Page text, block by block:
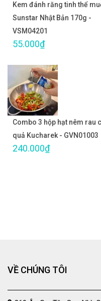
Kem đánh răng tinh thể
Sunstar Nhật Bản 170g -
VSM04201
55.000₫
Combo 3 hộp hạt nêm rau
quả Kucharek - GVN01003
240.000₫
VỀ CHÚNG TÔI